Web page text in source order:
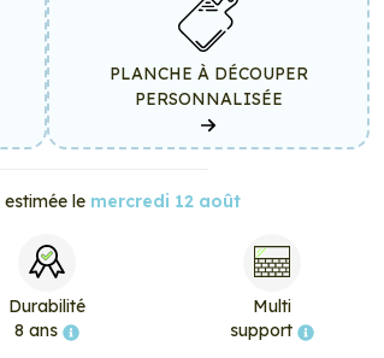
PLANCHE À DÉCOUPER
PERSONNALISÉE
estimée le mercredi 12 août
Durabilité
8 ans
Multi
support